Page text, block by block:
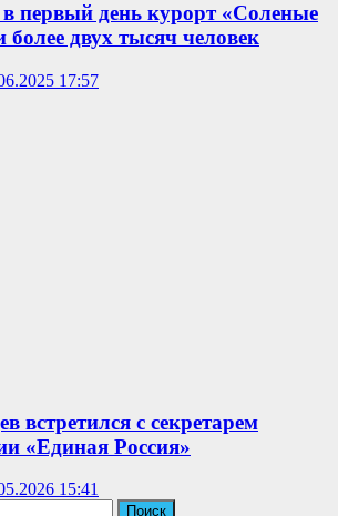
первый день курорт «Соленые
более двух тысяч человек
17:57
встретился с секретарем
«Единая Россия»
15:41